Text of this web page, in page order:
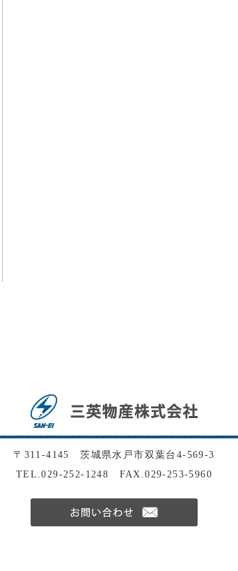
〒311-4145 茨城県水戸市双葉台4-569-3
TEL.029-252-1248 FAX.029-253-5960